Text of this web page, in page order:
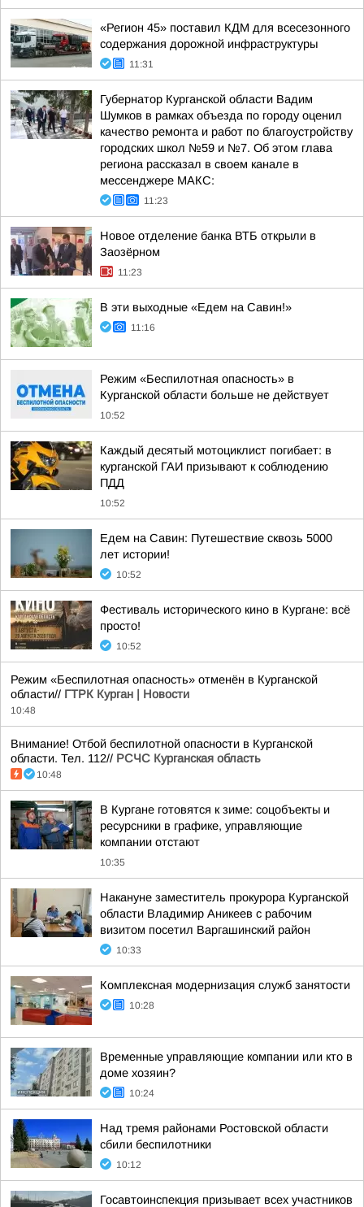
«Регион 45» поставил КДМ для всесезонного
содержания дорожной инфраструктуры
11:31
Губернатор Курганской области Вадим
Шумков в рамках объезда по городу оценил
качество ремонта и работ по благоустройству
городских школ №59 и №7. Об этом глава
региона рассказал в своем канале в
мессенджере МАКС:
11:23
Новое отделение банка ВТБ открыли в
Заозёрном
11:23
В эти выходные «Едем на Савин!»
11:16
Режим «Беспилотная опасность» в
Курганской области больше не действует
10:52
Каждый десятый мотоциклист погибает: в
курганской ГАИ призывают к соблюдению
ПДД
10:52
Едем на Савин: Путешествие сквозь 5000
лет истории!
10:52
Фестиваль исторического кино в Кургане: всё
просто!
10:52
Режим «Беспилотная опасность» отменён в Курганской
области// ГТРК Курган | Новости
10:48
Внимание! Отбой беспилотной опасности в Курганской
области. Тел. 112// РСЧС Курганская область
10:48
В Кургане готовятся к зиме: соцобъекты и
ресурсники в графике, управляющие
компании отстают
10:35
Накануне заместитель прокурора Курганской
области Владимир Аникеев с рабочим
визитом посетил Варгашинский район
10:33
Комплексная модернизация служб занятости
10:28
Временные управляющие компании или кто в
доме хозяин?
10:24
Над тремя районами Ростовской области
сбили беспилотники
10:12
Госавтоинспекция призывает всех участников